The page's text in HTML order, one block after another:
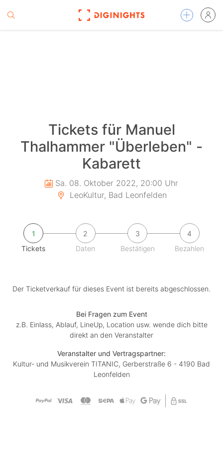
Tickets für Manuel
Thalhammer "Überleben" -
Kabarett
Sa. 08. Oktober 2022, 20:00 Uhr
LeoKultur, Bad Leonfelden
1
Tickets
2
Daten
3
Bestätigen
4
Bezahlen
Der Ticketverkauf für dieses Event ist bereits abgeschlossen.
Bei Fragen zum Event
z.B. Einlass, Ablauf, LineUp, Location usw. wende dich bitte
direkt an den Veranstalter
Veranstalter und Vertragspartner:
Kultur- und Musikverein TITANIC, Gerberstraße 6 - 4190 Bad
Leonfelden